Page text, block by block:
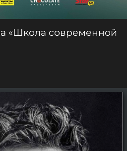
«Школа современной